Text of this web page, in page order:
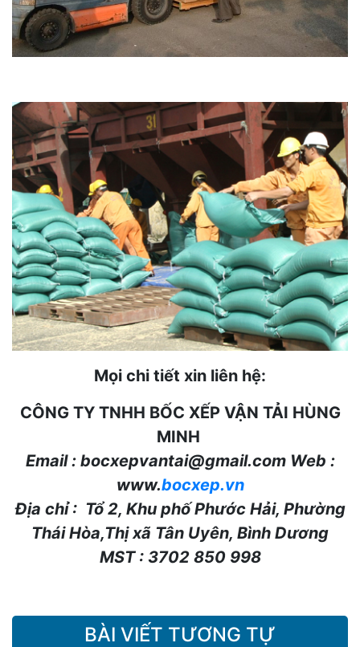
Mọi chi tiết xin liên hệ:
CÔNG TY TNHH BỐC XẾP VẬN TẢI HÙNG
MINH
Email : bocxepvantai@gmail.comWeb :
www.bocxep.vn
Địa chỉ : Tổ 2, Khu phố Phước Hải, Phường
Thái Hòa,Thị xã Tân Uyên, Bình Dương
MST : 3702 850 998
BÀI VIẾT TƯƠNG TỰ